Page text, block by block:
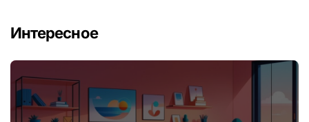
Интересное